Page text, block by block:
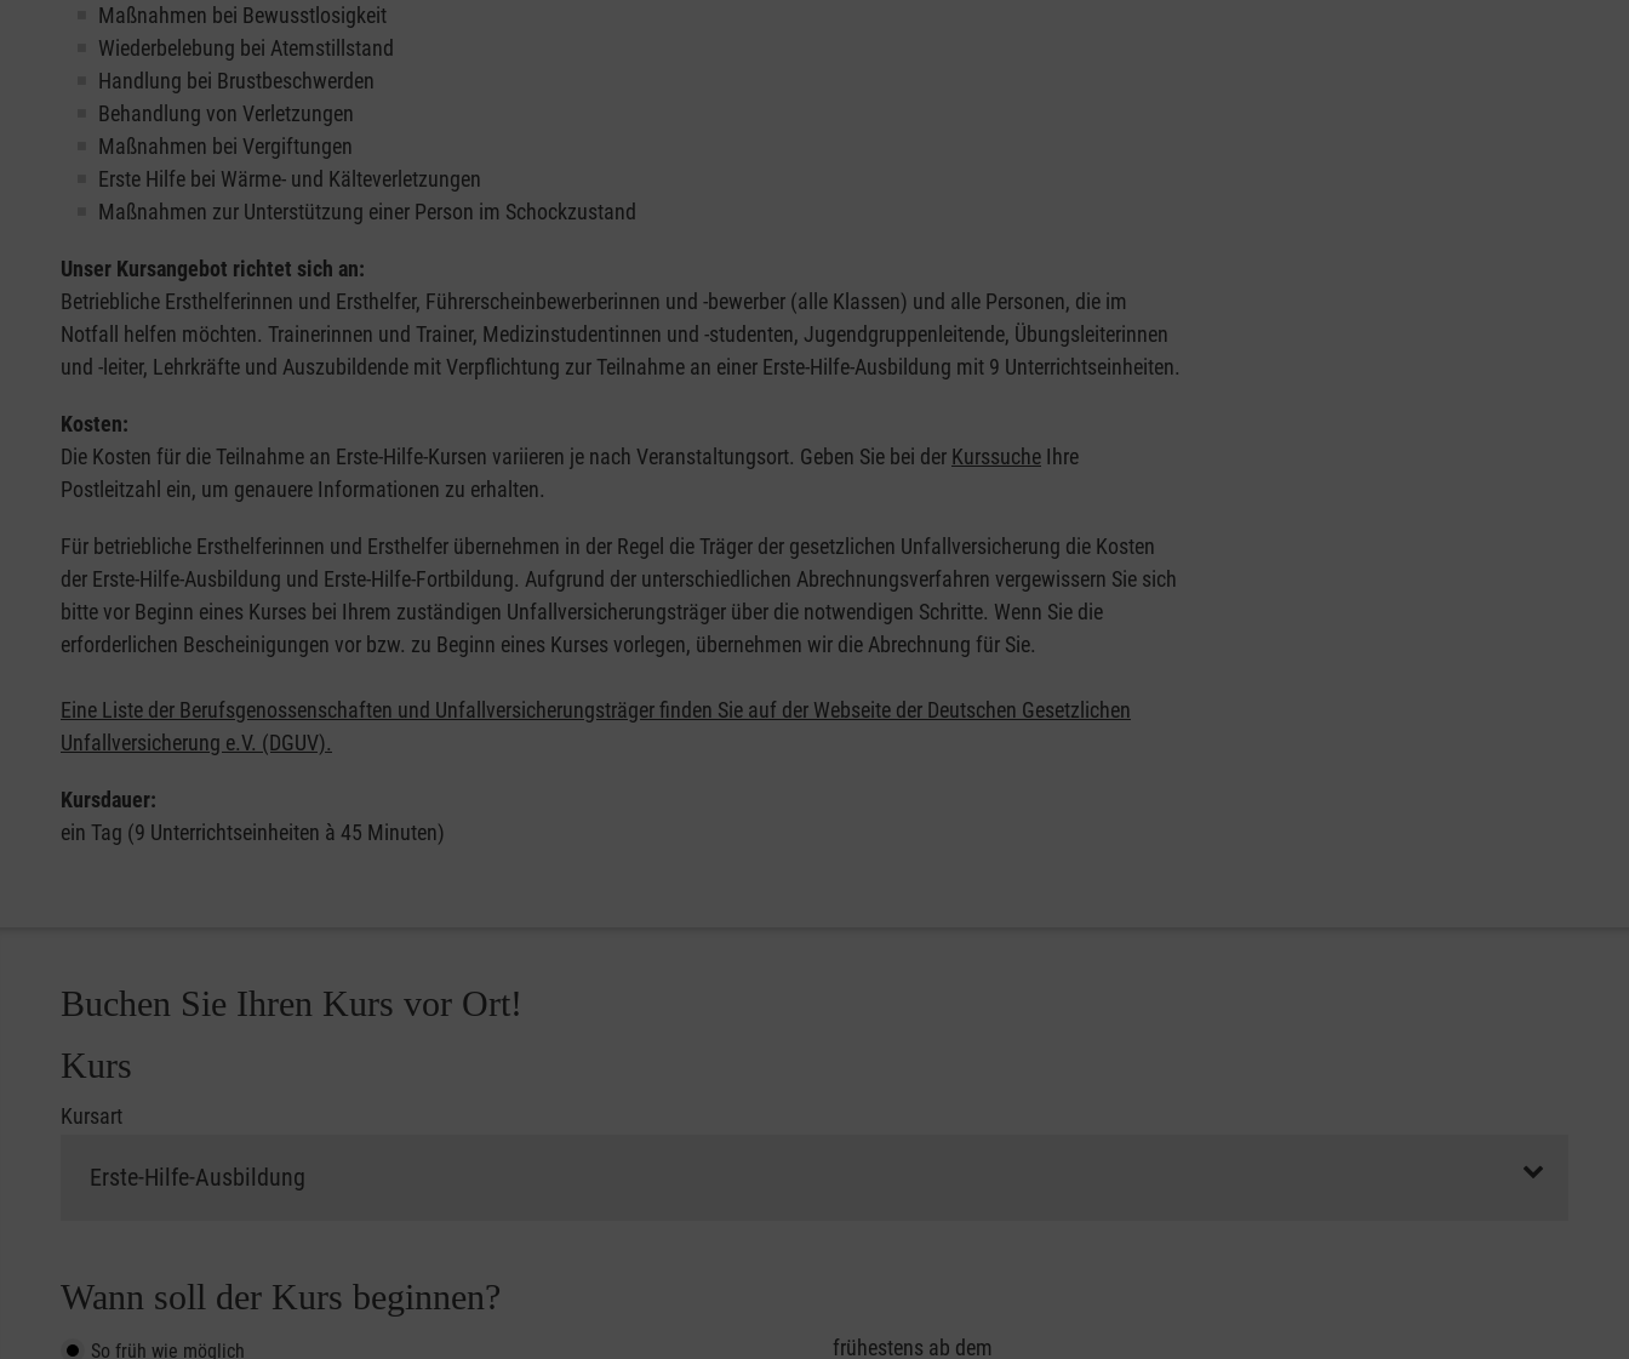
Maßnahmen bei Bewusstlosigkeit
Wiederbelebung bei Atemstillstand
Handlung bei Brustbeschwerden
Behandlung von Verletzungen
Maßnahmen bei Vergiftungen
Erste Hilfe bei Wärme- und Kälteverletzungen
Maßnahmen zur Unterstützung einer Person im Schockzustand
Unser Kursangebot richtet sich an:
Betriebliche Ersthelferinnen und Ersthelfer, Führerscheinbewerberinnen und -bewerber (alle Klassen) und alle Personen, die im
Notfall helfen möchten. Trainerinnen und Trainer, Medizinstudentinnen und -studenten, Jugendgruppenleitende, Übungsleiterinnen
und -leiter, Lehrkräfte und Auszubildende mit Verpflichtung zur Teilnahme an einer Erste-Hilfe-Ausbildung mit 9 Unterrichtseinheiten.
Kosten:
Die Kosten für die Teilnahme an Erste-Hilfe-Kursen variieren je nach Veranstaltungsort. Geben Sie bei der Kurssuche Ihre
Postleitzahl ein, um genauere Informationen zu erhalten.
Für betriebliche Ersthelferinnen und Ersthelfer übernehmen in der Regel die Träger der gesetzlichen Unfallversicherung die Kosten
der Erste-Hilfe-Ausbildung und Erste-Hilfe-Fortbildung. Aufgrund der unterschiedlichen Abrechnungsverfahren vergewissern Sie sich
bitte vor Beginn eines Kurses bei Ihrem zuständigen Unfallversicherungsträger über die notwendigen Schritte. Wenn Sie die
erforderlichen Bescheinigungen vor bzw. zu Beginn eines Kurses vorlegen, übernehmen wir die Abrechnung für Sie.
Eine Liste der Berufsgenossenschaften und Unfallversicherungsträger finden Sie auf der Webseite der Deutschen Gesetzlichen
Unfallversicherung e.V. (DGUV).
Kursdauer:
ein Tag (9 Unterrichtseinheiten à 45 Minuten)
Buchen Sie Ihren Kurs vor Ort!
Kurs
Kursart
Wann soll der Kurs beginnen?
So früh wie möglich frühestens ab dem